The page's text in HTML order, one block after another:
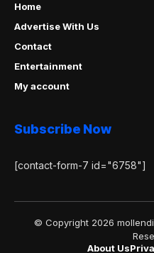
Home
Advertise With Us
Contact
Entertainment
My account
Subscribe Now
[contact-form-7 id="6758"]
© Copyright 2026
About Us